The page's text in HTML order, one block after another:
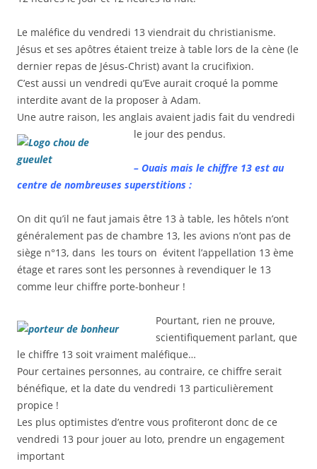
Le maléfice du vendredi 13 viendrait du christianisme.
Jésus et ses apôtres étaient treize à table lors de la cène (le
dernier repas de Jésus-Christ) avant la crucifixion.
C’est aussi un vendredi qu’Eve aurait croqué la pomme
interdite avant de la proposer à Adam.
Une autre raison, les anglais avaient jadis fait du vendredi
le jour des pendus.
– Ouais mais le chiffre 13 est au
centre de nombreuses superstitions :
On dit qu’il ne faut jamais être 13 à table, les hôtels n’ont
généralement pas de chambre 13, les avions n’ont pas de
siège n°13, dans les tours on évitent l’appellation 13 ème
étage et rares sont les personnes à revendiquer le 13
comme leur chiffre porte-bonheur !
Pourtant, rien ne prouve,
scientifiquement parlant, que
le chiffre 13 soit vraiment maléfique…
Pour certaines personnes, au contraire, ce chiffre serait
bénéfique, et la date du vendredi 13 particulièrement
propice !
Les plus optimistes d’entre vous profiteront donc de ce
vendredi 13 pour jouer au loto, prendre un engagement
important